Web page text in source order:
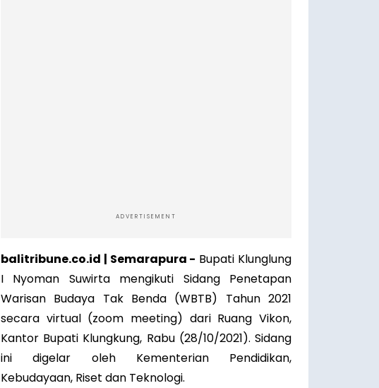
ADVERTISEMENT
balitribune.co.id | Semarapura - Bupati Klunglung
I Nyoman Suwirta mengikuti Sidang Penetapan
Warisan Budaya Tak Benda (WBTB) Tahun 2021
secara virtual (zoom meeting) dari Ruang Vikon,
Kantor Bupati Klungkung, Rabu (28/10/2021). Sidang
ini digelar oleh Kementerian Pendidikan,
Kebudayaan, Riset dan Teknologi.